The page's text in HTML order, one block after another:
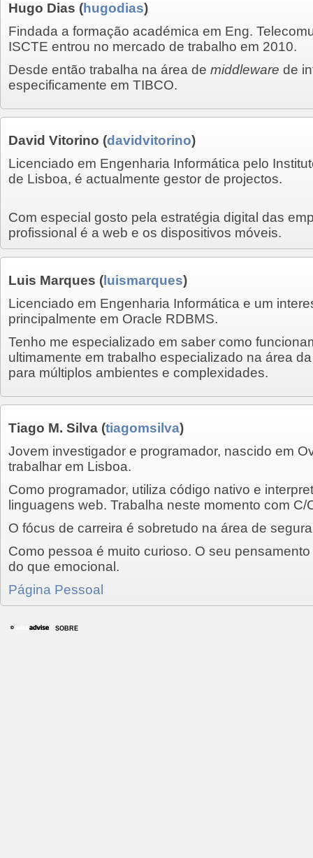
Hugo Dias (hugodias)
Findada a formação académica em Eng.
ISCTE entrou no mercado de trabalho em 2010.
Desde então trabalha na área de middleware de
especificamente em TIBCO.
David Vitorino (davidvitorino)
Licenciado em Engenharia Informática pelo
de Lisboa, é actualmente gestor de projectos.
Com especial gosto pela estratégia digital das
profissional é a web e os dispositivos móveis.
Luis Marques ( luismarques)
Licenciado em Engenharia Informática e um
principalmente em Oracle RDBMS.
Tenho me especializado em saber como
ultimamente em trabalho especializado na área
para múltiplos ambientes e complexidades.
Tiago M. Silva (tiagomsilva)
Jovem investigador e programador, nascido em
trabalhar em Lisboa.
Como programador, utiliza código nativo e
linguagens web. Trabalha neste momento com
O fócus de carreira é sobretudo na área de
Como pessoa é muito curioso. O seu
do que emocional.
Página Pessoal
SOBRE